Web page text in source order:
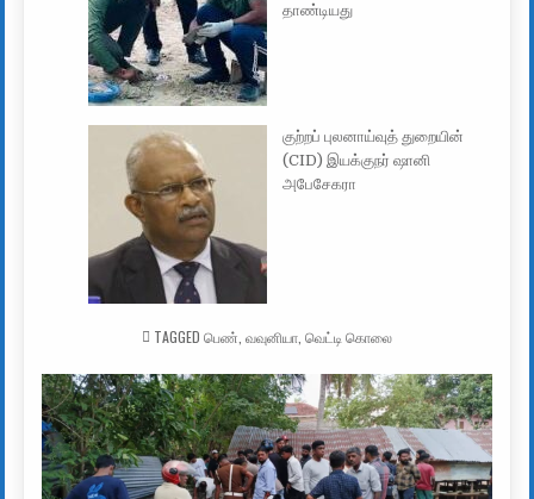
தாண்டியது
குற்றப் புலனாய்வுத் துறையின்
(CID) இயக்குநர் ஷானி
அபேசேகரா
TAGGED பெண் வவுனியா வெட்டி கொலை